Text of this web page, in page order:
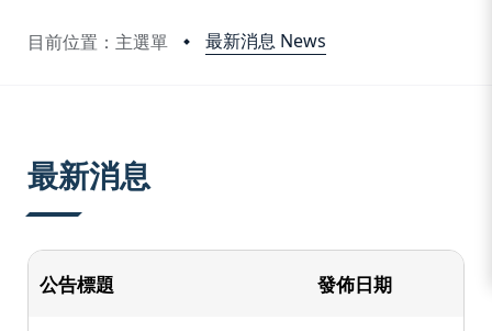
目前位置：主選單 最新消息 News
最新消息
公告標題 發佈日期